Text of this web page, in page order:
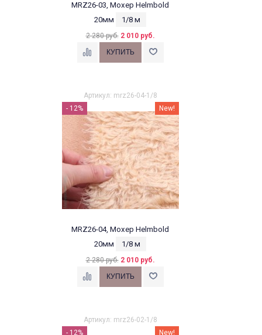
MRZ26-03, Мохер Helmbold
20мм
1/8 м
2 280 руб. 2 010 руб.
Артикул: mrz26-04-1/8
- 12%
New!
MRZ26-04, Мохер Helmbold
20мм
1/8 м
2 280 руб. 2 010 руб.
Артикул: mrz26-02-1/8
- 12%
New!